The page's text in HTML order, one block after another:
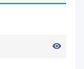
visibility